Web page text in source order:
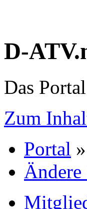
D-
Das
Zum
Portal »